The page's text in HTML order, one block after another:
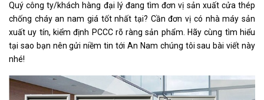
Quý công ty/khách hàng đại lý đang tìm đơn vị sản xuất cửa thép
chống cháy an nam giá tốt nhất tại? Cần đơn vị có nhà máy sản
xuất uy tín, kiểm định PCCC rõ ràng sản phẩm. Hãy cùng tìm hiểu
tại sao bạn nên gửi niềm tin tới An Nam chúng tôi sau bài viết này
nhé!